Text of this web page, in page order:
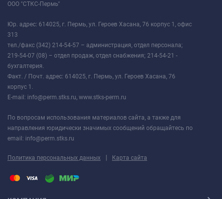
ООО "СТКС-Пермь"
Юр. адрес: 614025, г. Пермь, ул. Героев Хасана, 76 корпус 1, офис
313
тел./факс (342) 214-54-57 – администрация, отдел персонала;
219-54-07 (08) – отдел продаж, отдел снабжения; 214-54-21 -
бухгалтерия.
Факт. / Почт. адрес: 614025, г. Пермь, ул. Героев Хасана, 76
корпус 1.
E-mail: info@perm.stks.ru, www.stks-perm.ru
По вопросам использования материалов сайта, а также для
направления юридически значимых сообщений обращайтесь по
email: info@perm.stks.ru
Политика персональных данных | Карта сайта